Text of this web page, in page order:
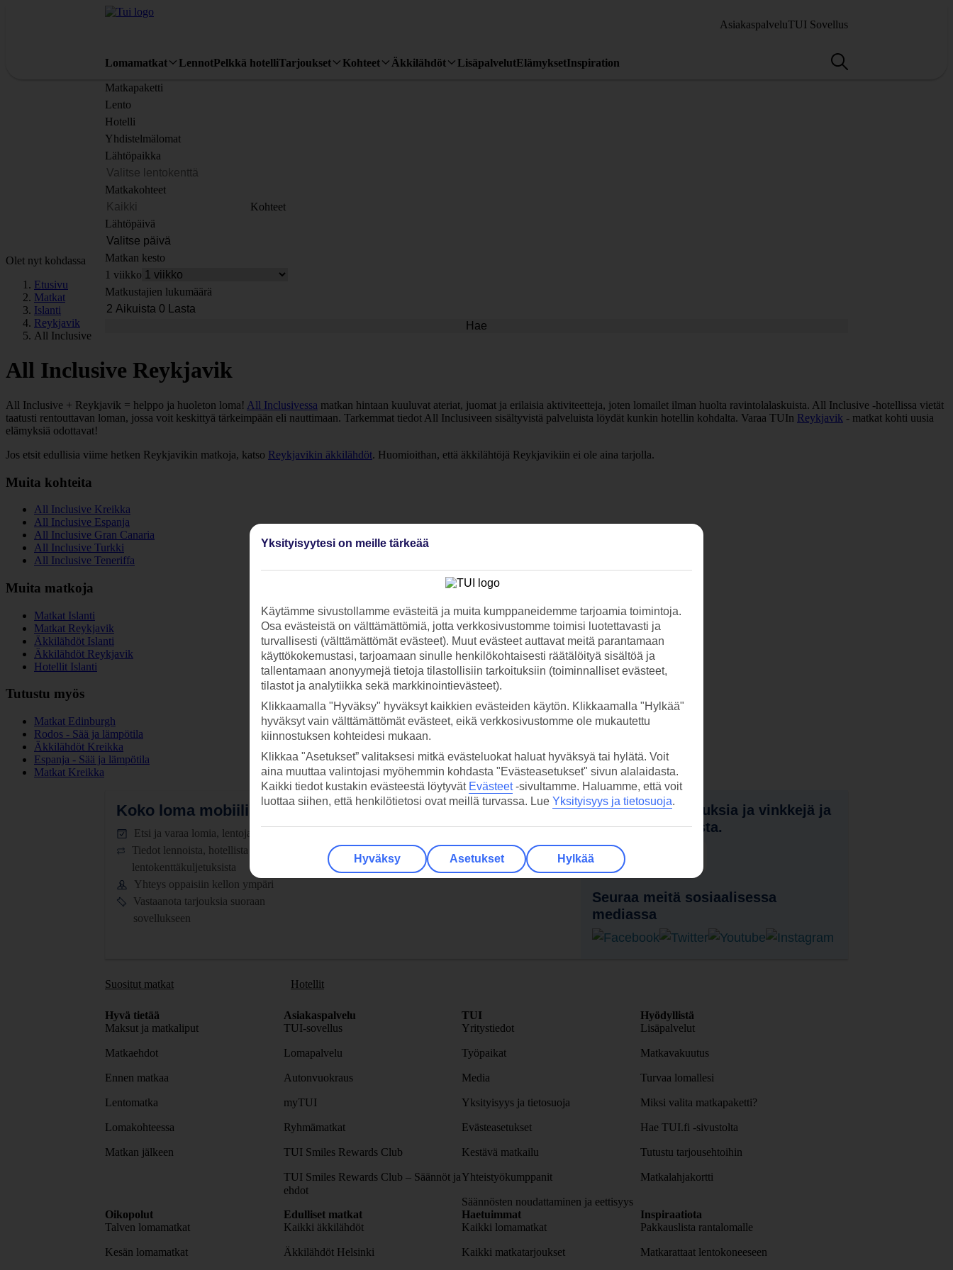
AsiakaspalveluTUI Sovellus
Lomamatkat LennotPelkkä hotelliTarjoukset Kohteet Äkkilähdöt LisäpalvelutElämyksetInspiration
Matkapaketti
Lento
Hotelli
Yhdistelmälomat
Lähtöpaikka
Matkakohteet
Kohteet
Lähtöpäivä
Matkan kesto
1 viikko
Matkustajien lukumäärä
Hae
Olet nyt kohdassa
Etusivu
Matkat
Islanti
Reykjavik
All Inclusive
All Inclusive Reykjavik
All Inclusive + Reykjavik = helppo ja huoleton loma! All Inclusivessa matkan hintaan kuuluvat ateriat, juomat ja erilaisia aktiviteetteja, joten lomailet ilman huolta ravintolalaskuista. All Inclusive -hotellissa vietät
taatusti rentouttavan loman, jossa voit keskittyä tärkeimpään eli nauttimaan. Tarkemmat tiedot All Inclusiveen sisältyvistä palveluista löydät kunkin hotellin kohdalta. Varaa TUIn Reykjavik - matkat kohti uusia
elämyksiä odottavat!
Jos etsit edullisia viime hetken Reykjavikin matkoja, katso Reykjavikin äkkilähdöt. Huomioithan, että äkkilähtöjä Reykjavikiin ei ole aina tarjolla.
Muita kohteita
All Inclusive Kreikka
All Inclusive Espanja
All Inclusive Gran Canaria
All Inclusive Turkki
All Inclusive Teneriffa
Muita matkoja
Matkat Islanti
Matkat Reykjavik
Äkkilähdöt Islanti
Äkkilähdöt Reykjavik
Hotellit Islanti
Tutustu myös
Matkat Edinburgh
Rodos - Sää ja lämpötila
Äkkilähdöt Kreikka
Espanja - Sää ja lämpötila
Matkat Kreikka
Koko loma mobiilissa.Lataa TUI-sovellus nyt!
Etsi ja varaa lomia, lentoja ja hotelleja
Tiedot lennoista, hotellista ja
lentokenttäkuljetuksista
Yhteys oppaisiin kellon ympäri
Vastaanota tarjouksia suoraan
sovellukseen
QR-koodi puhelimesi kameralla.
Vastaanota tarjouksia ja vinkkejä ja
tietoja uutuuksista.
Tilaa uutiskirje
Seuraa meitä sosiaalisessa
mediassa
Suositut matkat Hotellit
Hyvä tietää
Maksut ja matkaliput
Matkaehdot
Ennen matkaa
Lentomatka
Lomakohteessa
Matkan jälkeen
Asiakaspalvelu
TUI-sovellus
Lomapalvelu
Autonvuokraus
myTUI
Ryhmämatkat
TUI Smiles Rewards Club
TUI Smiles Rewards Club – Säännöt ja
ehdot
TUI
Yritystiedot
Työpaikat
Media
Yksityisyys ja tietosuoja
Evästeasetukset
Kestävä matkailu
Yhteistyökumppanit
Säännösten noudattaminen ja eettisyys
Hyödyllistä
Lisäpalvelut
Matkavakuutus
Turvaa lomallesi
Miksi valita matkapaketti?
Hae TUI.fi -sivustolta
Tutustu tarjousehtoihin
Matkalahjakortti
Oikopolut
Talven lomamatkat
Kesän lomamatkat
Edulliset matkat
Kaikki äkkilähdöt
Äkkilähdöt Helsinki
Haetuimmat
Kaikki lomamatkat
Kaikki matkatarjoukset
Inspiraatiota
Pakkauslista rantalomalle
Matkarattaat lentokoneeseen
Yksityisyytesi on meille tärkeää
Käytämme sivustollamme evästeitä ja muita kumppaneidemme tarjoamia toimintoja.
Osa evästeistä on välttämättömiä, jotta verkkosivustomme toimisi luotettavasti ja
turvallisesti (välttämättömät evästeet). Muut evästeet auttavat meitä parantamaan
käyttökokemustasi, tarjoamaan sinulle henkilökohtaisesti räätälöityä sisältöä ja
tallentamaan anonyymejä tietoja tilastollisiin tarkoituksiin (toiminnalliset evästeet,
tilastot ja analytiikka sekä markkinointievästeet).
Klikkaamalla "Hyväksy" hyväksyt kaikkien evästeiden käytön. Klikkaamalla "Hylkää"
hyväksyt vain välttämättömät evästeet, eikä verkkosivustomme ole mukautettu
kiinnostuksen kohteidesi mukaan.
Klikkaa "Asetukset” valitaksesi mitkä evästeluokat haluat hyväksyä tai hylätä. Voit
aina muuttaa valintojasi myöhemmin kohdasta "Evästeasetukset" sivun alalaidasta.
Kaikki tiedot kustakin evästeestä löytyvät Evästeet-sivultamme. Haluamme, että voit
luottaa siihen, että henkilötietosi ovat meillä turvassa. Lue Yksityisyys ja tietosuoja.
Hyväksy Asetukset Hylkää